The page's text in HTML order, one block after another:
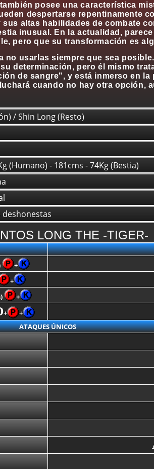
posee una característica
despertarse repentinamente
altas habilidades de combate
inusual. En la actualidad,
pero que su transformación es
usarlas siempre que sea
determinación, pero él mismo
de sangre", y está inmerso en la
cuando no hay otra opción,
/ Shin Long (Resto)
(Humano) - 181cms - 74Kg (Bestia)
deshonestas
LONG THE -TIGER-
+
+
+
+ +
ATAQUES ÚNICOS